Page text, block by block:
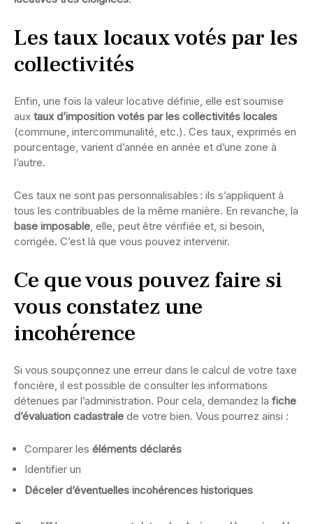
Les taux locaux votés par les
collectivités
Enfin, une fois la valeur locative définie, elle est soumise
aux taux d’imposition votés par les collectivités locales
(commune, intercommunalité, etc.). Ces taux, exprimés en
pourcentage, varient d’année en année et d’une zone à
l’autre.
Ces taux ne sont pas personnalisables : ils s’appliquent à
tous les contribuables de la même manière. En revanche, la
base imposable , elle, peut être vérifiée et, si besoin,
corrigée. C’est là que vous pouvez intervenir.
Ce que vous pouvez faire si
vous constatez une
incohérence
Si vous soupçonnez une erreur dans le calcul de votre taxe
foncière, il est possible de consulter les informations
détenues par l’administration. Pour cela, demandez la fiche
d’évaluation cadastrale de votre bien. Vous pourrez ainsi :
Comparer les éléments déclarés
Identifier un
Déceler d’éventuelles incohérences historiques